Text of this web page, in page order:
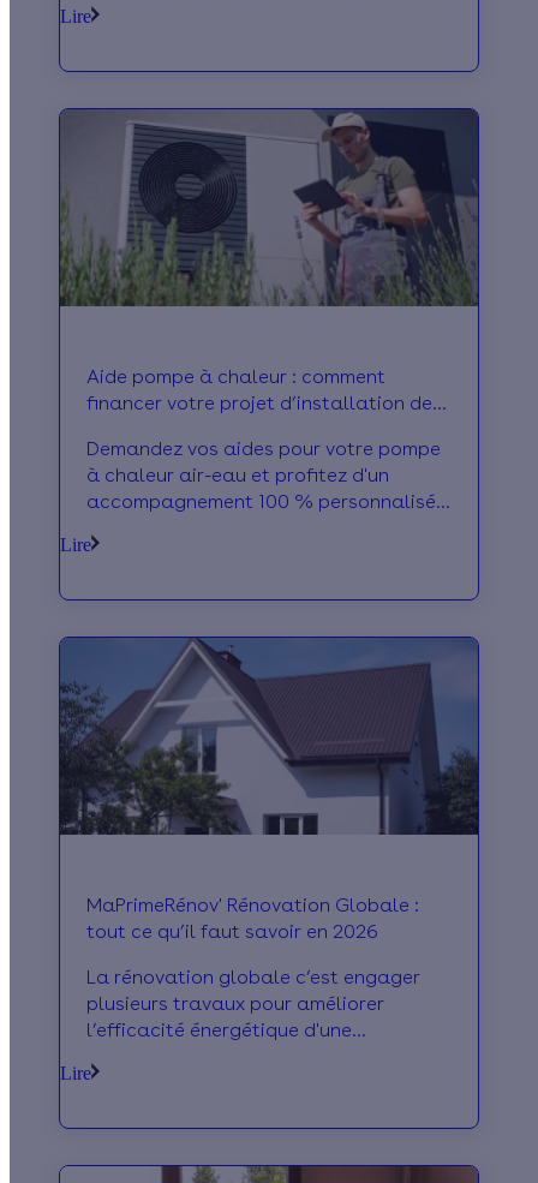
Lire
Aide pompe à chaleur : comment
financer votre projet d’installation de
Demandez vos aides pour votre pompe
à chaleur air-eau et profitez d'un
accompagnement 100 % personnalisé
Lire
MaPrimeRénov' Rénovation Globale :
tout ce qu’il faut savoir en 2026
La rénovation globale c’est engager
plusieurs travaux pour améliorer
l’efficacité énergétique d'une
MaPrimeRénov, l'ancien CITE.
Lire